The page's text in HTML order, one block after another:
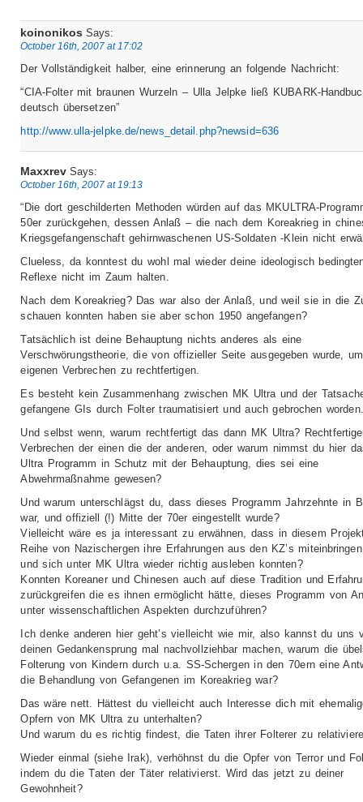
koinonikos Says:
October 16th, 2007 at 17:02
Der Vollständigkeit halber, eine erinnerung an folgende Nachricht:
“CIA-Folter mit braunen Wurzeln – Ulla Jelpke ließ KUBARK-
deutsch übersetzen”
http://www.ulla-jelpke.de/news_detail.php?newsid=636
Maxxrev Says:
October 16th, 2007 at 19:13
“Die dort geschilderten Methoden würden auf das MKULTRA-
50er zurückgehen, dessen Anlaß – die nach dem Koreakrieg in
Kriegsgefangenschaft gehirnwaschenen US-Soldaten -Klein nicht
Clueless, da konntest du wohl mal wieder deine ideologisch
Reflexe nicht im Zaum halten.
Nach dem Koreakrieg? Das war also der Anlaß, und weil sie in die
schauen konnten haben sie aber schon 1950 angefangen?
Tatsächlich ist deine Behauptung nichts anderes als eine
Verschwörungstheorie, die von offizieller Seite ausgegeben wurde,
eigenen Verbrechen zu rechtfertigen.
Es besteht kein Zusammenhang zwischen MK Ultra und der
gefangene GIs durch Folter traumatisiert und auch gebrochen worden.
Und selbst wenn, warum rechtfertigt das dann MK Ultra?
Verbrechen der einen die der anderen, oder warum nimmst du hier
Ultra Programm in Schutz mit der Behauptung, dies sei eine
Abwehrmaßnahme gewesen?
Und warum unterschlägst du, dass dieses Programm Jahrzehnte in
war, und offiziell (!) Mitte der 70er eingestellt wurde?
Vielleicht wäre es ja interessant zu erwähnen, dass in diesem
Reihe von Nazischergen ihre Erfahrungen aus den KZ’s
und sich unter MK Ultra wieder richtig ausleben konnten?
Konnten Koreaner und Chinesen auch auf diese Tradition und
zurückgreifen die es ihnen ermöglicht hätte, dieses Programm von
unter wissenschaftlichen Aspekten durchzuführen?
Ich denke anderen hier geht’s vielleicht wie mir, also kannst du uns
deinen Gedankensprung mal nachvollziehbar machen, warum die
Folterung von Kindern durch u.a. SS-Schergen in den 70ern eine
die Behandlung von Gefangenen im Koreakrieg war?
Das wäre nett. Hättest du vielleicht auch Interesse dich mit
Opfern von MK Ultra zu unterhalten?
Und warum du es richtig findest, die Taten ihrer Folterer zu
Wieder einmal (siehe Irak), verhöhnst du die Opfer von Terror und
indem du die Taten der Täter relativierst. Wird das jetzt zu deiner
Gewohnheit?